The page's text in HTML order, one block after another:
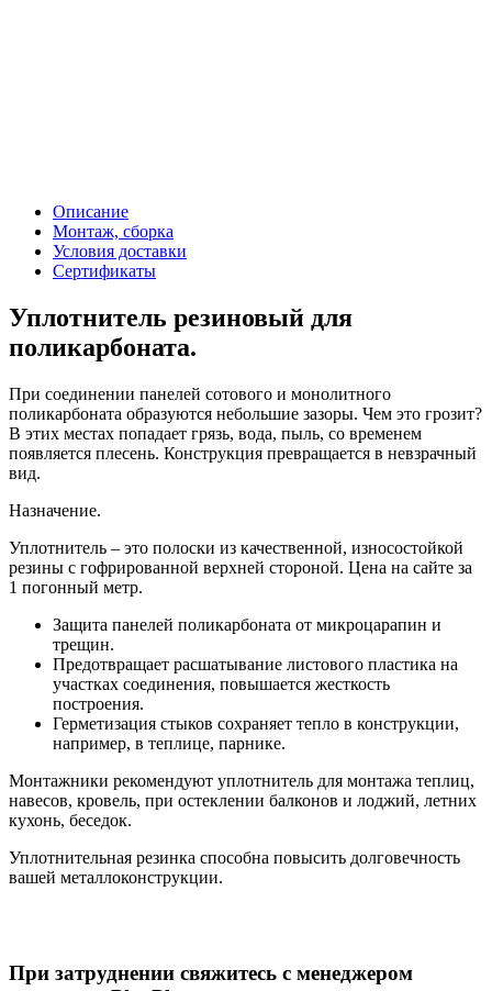
Описание
Монтаж, сборка
Условия доставки
Сертификаты
Уплотнитель резиновый для
поликарбоната.
При соединении панелей сотового и монолитного
поликарбоната образуются небольшие зазоры. Чем это грозит?
В этих местах попадает грязь, вода, пыль, со временем
появляется плесень. Конструкция превращается в невзрачный
вид.
Назначение.
Уплотнитель – это полоски из качественной, износостойкой
резины с гофрированной верхней стороной. Цена на сайте за
1 погонный метр.
Защита панелей поликарбоната от микроцарапин и
трещин.
Предотвращает расшатывание листового пластика на
участках соединения, повышается жесткость
построения.
Герметизация стыков сохраняет тепло в конструкции,
например, в теплице, парнике.
Монтажники рекомендуют уплотнитель для монтажа теплиц,
навесов, кровель, при остеклении балконов и лоджий, летних
кухонь, беседок.
Уплотнительная резинка способна повысить долговечность
вашей металлоконструкции.
При затруднении свяжитесь с менеджером